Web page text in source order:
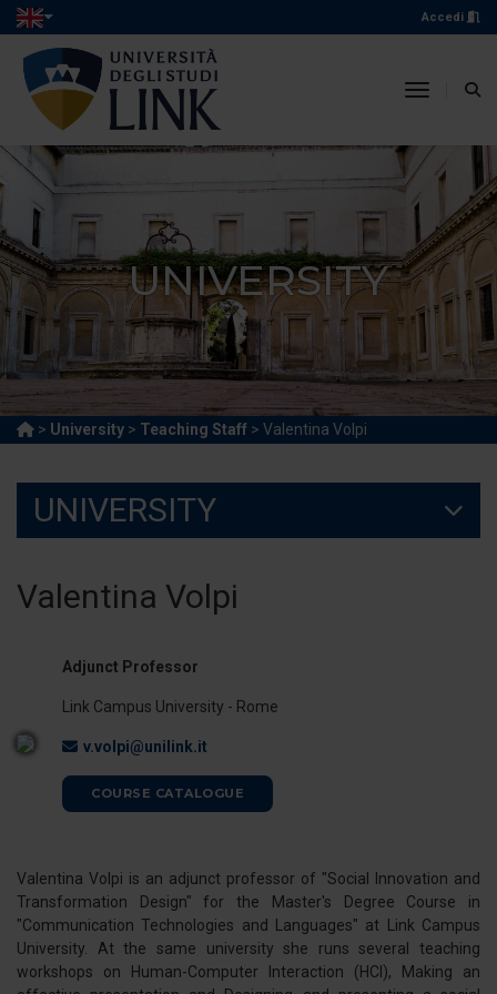
Accedi
toggle
UNIVERSITY
> University > Teaching Staff > Valentina Volpi
UNIVERSITY
Valentina Volpi
Adjunct Professor
Link Campus University - Rome
v.volpi@unilink.it
COURSE CATALOGUE
Valentina Volpi is an adjunct professor of "Social Innovation and
Transformation Design" for the Master's Degree Course in
"Communication Technologies and Languages" at Link Campus
University. At the same university she runs several teaching
workshops on Human-Computer Interaction (HCI), Making an